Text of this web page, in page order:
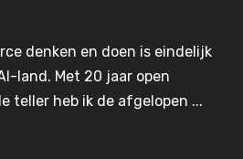
denken en doen is eindelijk
land. Met 20 jaar open
teller heb ik de afgelopen ...